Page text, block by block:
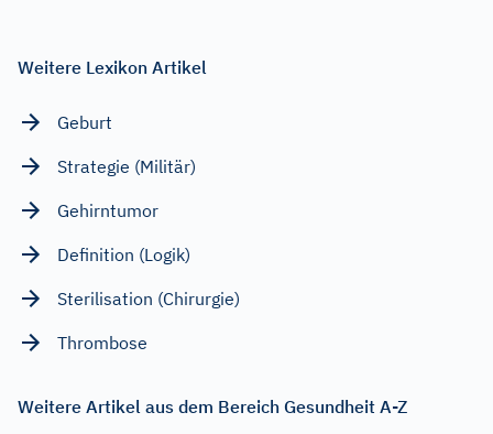
Weitere Lexikon Artikel
Geburt
Strategie (Militär)
Gehirntumor
Definition (Logik)
Sterilisation (Chirurgie)
Thrombose
Weitere Artikel aus dem Bereich Gesundheit A-Z